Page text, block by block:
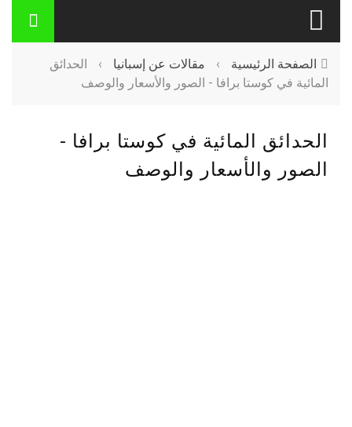
الصفحة الرئيسية › مقالات عن إسبانيا ›
الحدائق
المائية في كوستا برافا - الصور والأسعار والوصف
الحدائق المائية في كوستا برافا -
الصور والأسعار والوصف